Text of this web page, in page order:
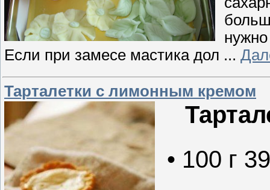
Если при замесе мастика дол ...
Тарталетки с лимонным кремом
• 100 г